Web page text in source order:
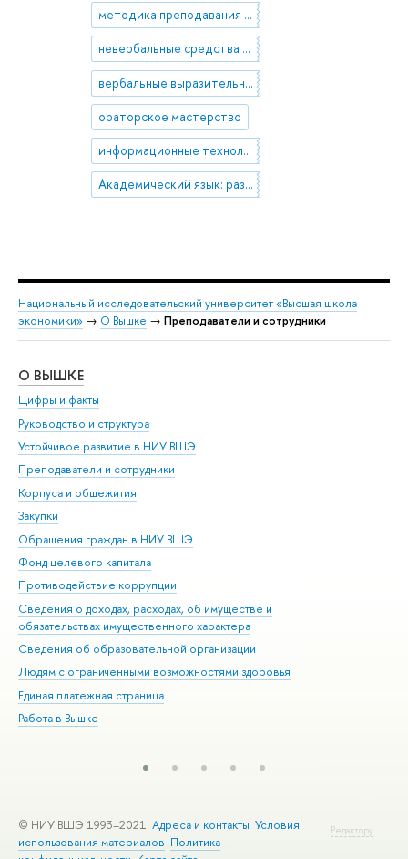
методика преподавания ESP
невербальные средства общения
вербальные выразительные средства
ораторское мастерство
информационные технологии в обучении иностранным языкам
Академический язык: развитие навыков и критерии оценки
Национальный исследовательский университет «Высшая школа
экономики» → О Вышке → Преподаватели и сотрудники
О ВЫШКЕ
Цифры и факты
Руководство и структура
Устойчивое развитие в НИУ ВШЭ
Преподаватели и сотрудники
Корпуса и общежития
Закупки
Обращения граждан в НИУ ВШЭ
Фонд целевого капитала
Противодействие коррупции
Сведения о доходах, расходах, об имуществе и
обязательствах имущественного характера
Сведения об образовательной организации
Людям с ограниченными возможностями здоровья
Единая платежная страница
Работа в Вышке
Редактору
© НИУ ВШЭ 1993–2021 Адреса и контакты Условия
использования материалов Политика